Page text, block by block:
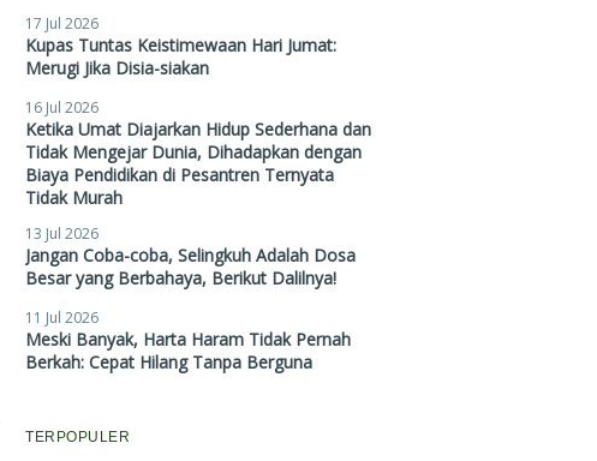
17 Jul 2026
Kupas Tuntas Keistimewaan Hari Jumat:
Merugi Jika Disia-siakan
16 Jul 2026
Ketika Umat Diajarkan Hidup Sederhana dan
Tidak Mengejar Dunia, Dihadapkan dengan
Biaya Pendidikan di Pesantren Ternyata
Tidak Murah
13 Jul 2026
Jangan Coba-coba, Selingkuh Adalah Dosa
Besar yang Berbahaya, Berikut Dalilnya!
11 Jul 2026
Meski Banyak, Harta Haram Tidak Pernah
Berkah: Cepat Hilang Tanpa Berguna
TERPOPULER